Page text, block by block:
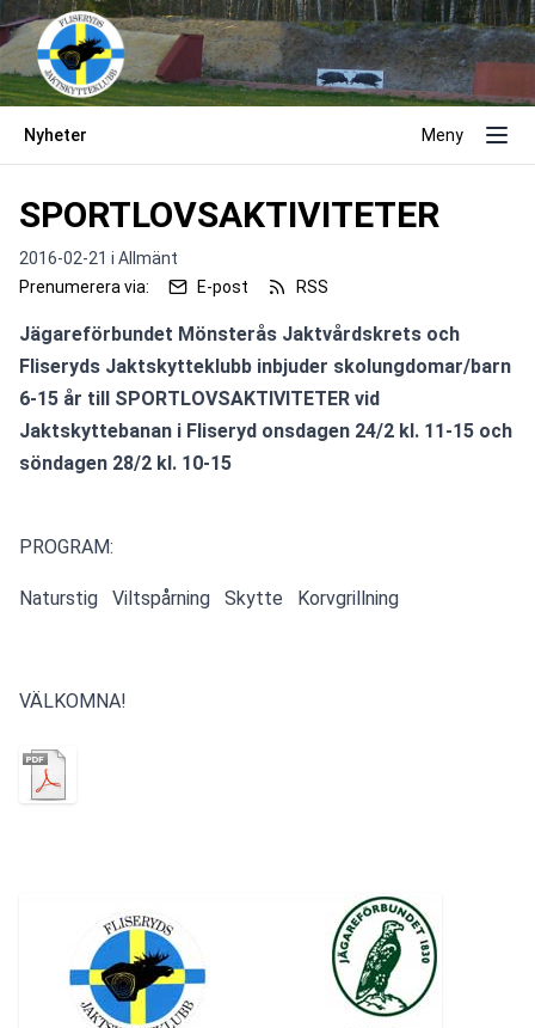
Nyheter Meny
SPORTLOVSAKTIVITETER
2016-02-21 i Allmänt
Prenumerera via:
E-post RSS
Jägareförbundet Mönsterås Jaktvårdskrets och
Fliseryds Jaktskytteklubb inbjuder skolungdomar/barn
6-15 år till SPORTLOVSAKTIVITETER vid
Jaktskyttebanan i Fliseryd onsdagen 24/2 kl. 11-15 och
söndagen 28/2 kl. 10-15
PROGRAM:
Naturstig   Viltspårning   Skytte   Korvgrillning
VÄLKOMNA!